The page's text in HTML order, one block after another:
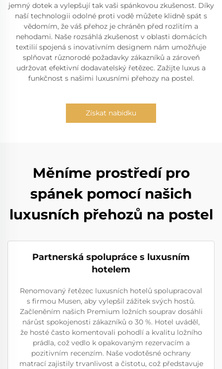
jemný dotek a vylepšují tak vaši spánkovou zkušenost. Díky
naší technologii odolné proti vodě můžete klidně spát s
vědomím, že váš přehoz je chráněn před rozlitím a
nehodami. Naše rozsáhlá zkušenost v oblasti domácích
textilií spojená s inovativním designem nám umožňuje
splňovat různorodé požadavky zákazníků a zároveň
udržovat efektivní dodavatelský řetězec. Zažijte luxus a
funkčnost s našimi luxusními přehozy na postel.
Získat nabídku
Měníme prostředí pro
spánek pomocí našich
luxusních přehozů na postel
Partnerská spolupráce s luxusním
hotelem
Renomovaný řetězec luxusních hotelů spolupracoval
s firmou Musen, aby vylepšil zážitek svých hostů.
Začleněním našich Premium ložních souprav dosáhli
nárůst spokojenosti zákazníků o 30 %. Hotel uváděl,
že hosté často komentovali pohodlí a kvalitu ložního
prádla, což vedlo k opakovaným rezervacím a
pozitivním recenzím. Naše vodotěsné ochrany
matrací zajistily trvanlivost a čistotu, což představuje